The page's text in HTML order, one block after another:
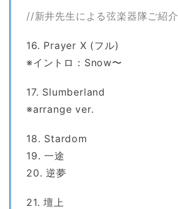
//新井先生による弦楽器隊ご紹介
16. Prayer X (フル)
※イントロ：Snow〜
17. Slumberland
※arrange ver.
18. Stardom
19. 一途
20. 逆夢
21. 壇上